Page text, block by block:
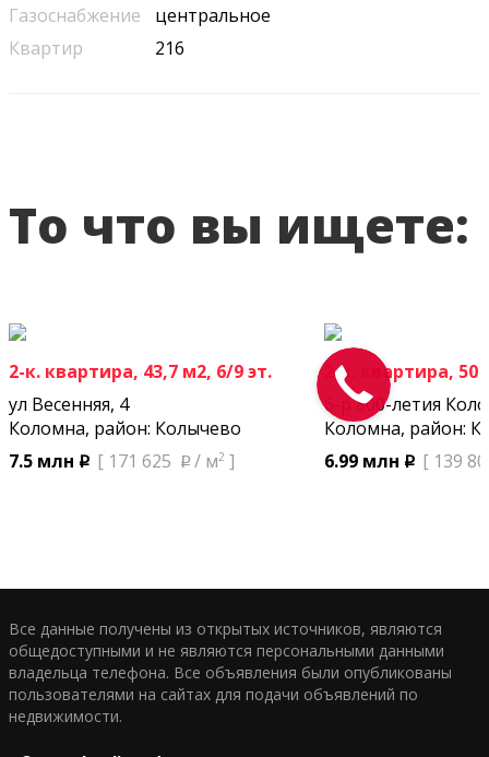
Газоснабжение
центральное
Квартир
216
То что вы ищете:
2-к. квартира, 43,7 м2, 6/9 эт.
ул Весенняя, 4
Коломна, район: Колычево
7.5 млн p [ 171 625 p / м2 ]
2-к. квартира, 50
б-р 800-летия
Коломна, район:
6.99 млн p [ 139
Все данные получены из открытых источников, являются
общедоступными и не являются персональными данными
владельца телефона. Все объявления были опубликованы
пользователями на сайтах для подачи объявлений по
недвижимости.